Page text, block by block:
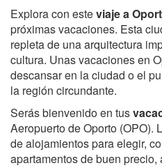
Explora con esteviaje a
próximas vacaciones. Esta
repleta de una arquitectura
cultura. Unas vacaciones en
descansar en la ciudad o el
la región circundante.
Serás bienvenido en tus
Aeropuerto de Oporto (OPO).
de alojamientos para elegir,
apartamentos de buen precio,